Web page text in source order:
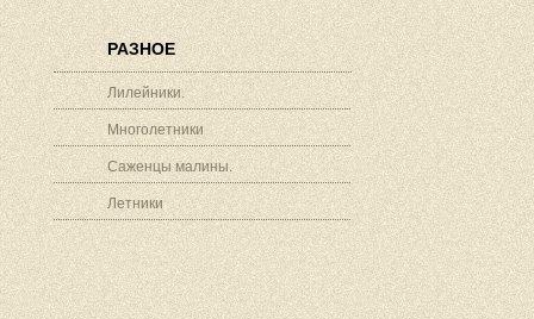
РАЗНОЕ
Лилейники.
Многолетники
Саженцы малины.
Летники